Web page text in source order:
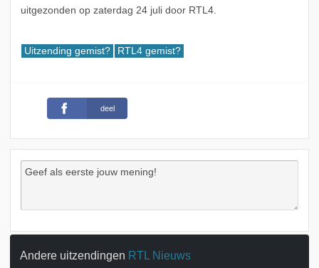
uitgezonden op zaterdag 24 juli door RTL4.
Uitzending gemist? RTL4 gemist?
deel
Andere uitzendingen RTL Nieuws